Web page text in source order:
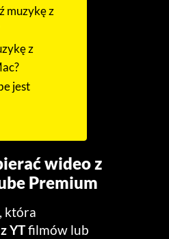
muzykę z
z
jest
wideo z
Premium
która
YTfilmów lub